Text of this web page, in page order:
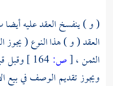
( و ) ينفسخ العقد عليه
العقد ( و ) هذا النوع ( يجوز
الثمن ،[ص:
وقبل
ويجوز تقديم الوصف في بيع